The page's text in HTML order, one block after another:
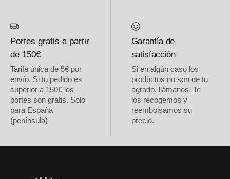
Portes gratis a partir
de 150€
Tarifa única de 5€ por
envío. Si tu pedido es
superior a 150€ los
portes son gratis. Solo
para España
(península)
Garantía de
satisfacción
Si en algún caso los
productos no son de tu
agrado, llámanos. Te
los recogemos y
reembolsamos su
precio.